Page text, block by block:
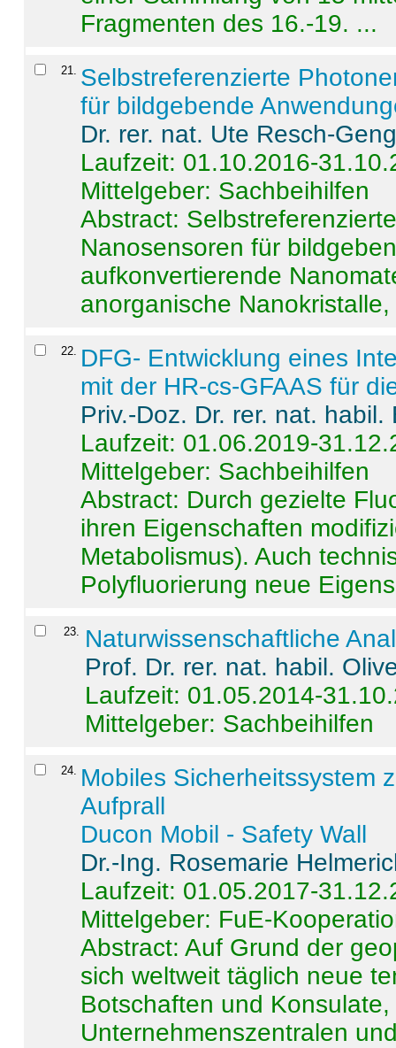
Fragmenten des 16.-19. ...
21
Selbstreferenzierte
für bildgebende
Dr. rer. nat. Ute Resch-
Laufzeit: 01.10.2016-
Mittelgeber: Sachbeihilfen
Abstract:
Nanosensoren für
aufkonvertierende
anorganische
22
DFG- Entwicklung eines
mit der HR-cs-GFAAS für
Priv.-Doz. Dr. rer. nat.
Laufzeit: 01.06.2019-
Mittelgeber: Sachbeihilfen
Abstract: Durch gezielte
ihren Eigenschaften
Metabolismus). Auch
Polyfluorierung neue
23. Naturwissenschaftliche
Prof. Dr. rer. nat. habil.
Laufzeit: 01.05.2014-
Mittelgeber: Sachbeihilfen
24. Mobiles Sicherheitssystem
Aufprall
Ducon Mobil - Safety Wall
Dr.-Ing. Rosemarie
Laufzeit: 01.05.2017-
Mittelgeber: FuE-
Abstract:Auf Grund der
sich weltweit täglich neue
Botschaften und
Unternehmenszentralen